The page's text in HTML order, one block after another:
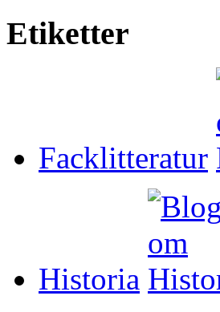
Etiketter
Facklitteratur
Historia